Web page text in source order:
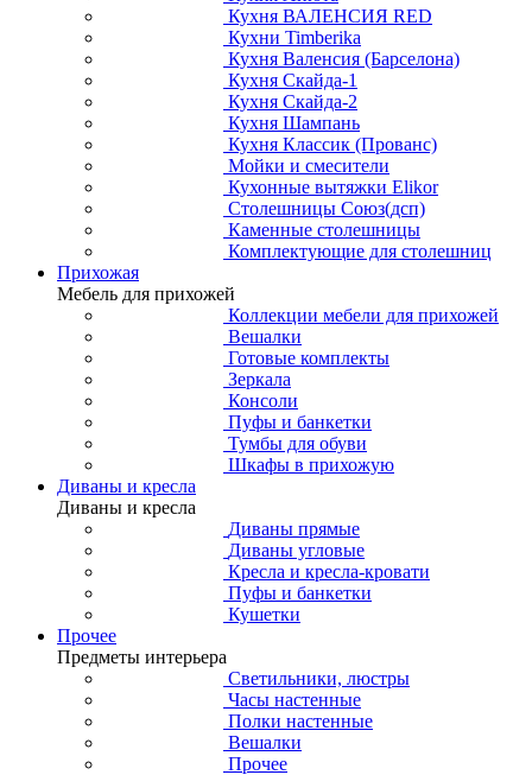
Кухня ВАЛЕНСИЯ RED
Кухни Timberika
Кухня Валенсия (Барселона)
Кухня Скайда-1
Кухня Скайда-2
Кухня Шампань
Кухня Классик (Прованс)
Мойки и смесители
Кухонные вытяжки Elikor
Столешницы Союз(дсп)
Каменные столешницы
Комплектующие для столешниц
Прихожая
Мебель для прихожей
Коллекции мебели для прихожей
Вешалки
Готовые комплекты
Зеркала
Консоли
Пуфы и банкетки
Тумбы для обуви
Шкафы в прихожую
Диваны и кресла
Диваны и кресла
Диваны прямые
Диваны угловые
Кресла и кресла-кровати
Пуфы и банкетки
Кушетки
Прочее
Предметы интерьера
Светильники, люстры
Часы настенные
Полки настенные
Вешалки
Прочее